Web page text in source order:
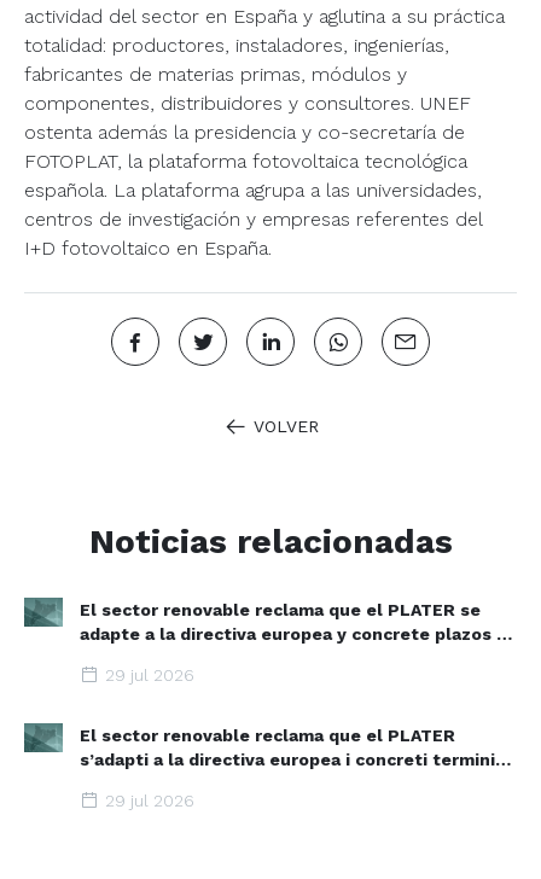
actividad del sector en España y aglutina a su práctica
totalidad: productores, instaladores, ingenierías,
fabricantes de materias primas, módulos y
componentes, distribuidores y consultores. UNEF
ostenta además la presidencia y co-secretaría de
FOTOPLAT, la plataforma fotovoltaica tecnológica
española. La plataforma agrupa a las universidades,
centros de investigación y empresas referentes del
I+D fotovoltaico en España.
VOLVER
Noticias relacionadas
El sector renovable reclama que el PLATER se
adapte a la directiva europea y concrete plazos y
29 jul 2026
El sector renovable reclama que el PLATER
s’adapti a la directiva europea i concreti terminis i
29 jul 2026